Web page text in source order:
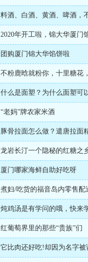
料酒、白酒、黄酒、啤酒，
2020年开工啦，锦大华厦门
团购厦门锦大华馅饼啦
不粉鹿晗就粉你，十里糖花
什么是面塑？为什么面塑可
“老妈”牌农家米酒
豚骨拉面怎么做？遣唐拉面
龙岩长汀一个隐秘的红糖之
厦门哪家海鲜自助好吃呀
煮妇/吃货的福音岛内零售
炖鸡汤是有学问的哦，快来
红葡萄界里的那些“贵族”们
它比肉还好吃!却因为名字